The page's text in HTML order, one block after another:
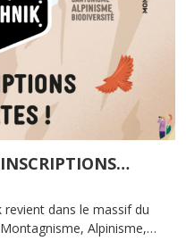
…
dans le massif du
Alpinisme,…